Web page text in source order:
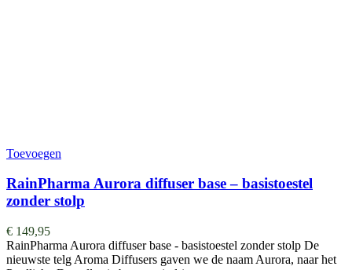
Toevoegen
RainPharma Aurora diffuser base – basistoestel
zonder stolp
€ 149,95
RainPharma Aurora diffuser base - basistoestel zonder stolp De
nieuwste telg Aroma Diffusers gaven we de naam Aurora, naar het